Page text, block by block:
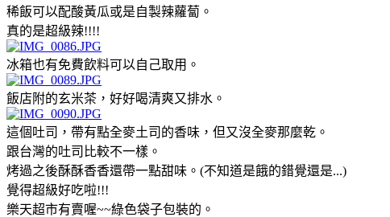
稀飯可以配酸黃瓜或是自製辣蘿蔔。
真的是超級辣!!!!
冰箱也有免費飲料可以自己取用。
飯店附的玄米茶，好好喝清爽又排水。
這個吐司，帶有點全麥土司的香味，但又沒全麥那麼乾。
跟台灣的吐司比較不一樣。
烤過之後酥酥香香還帶一點甜味。(不知道是餓的錯覺還是...)
覺得超級好吃啦!!!
樂天超市有賣喔~~綠色袋子包裝的。